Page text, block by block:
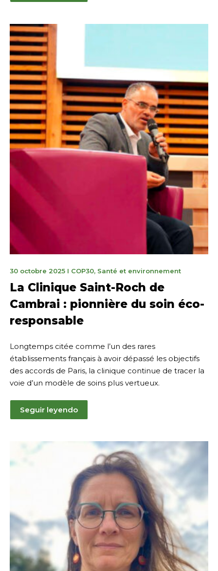
30 octobre 202511
novembre
2025
I COP30, Santé et environnement
La Clinique Saint-Roch de
Cambrai : pionnière du soin éco-
responsable
Longtemps citée comme l’un des rares
établissements français à avoir dépassé les objectifs
des accords de Paris, la clinique continue de tracer la
voie d’un modèle de soins plus vertueux.
Seguir leyendo